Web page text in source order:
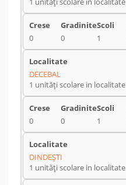
0 0 1
DECEBAL
1 unități scolare in localitate
0 0 1
DINDEŞTI
1 unități scolare in localitate